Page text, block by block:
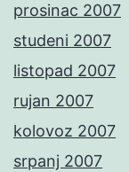
prosinac 2007
studeni 2007
listopad 2007
rujan 2007
kolovoz 2007
srpanj 2007